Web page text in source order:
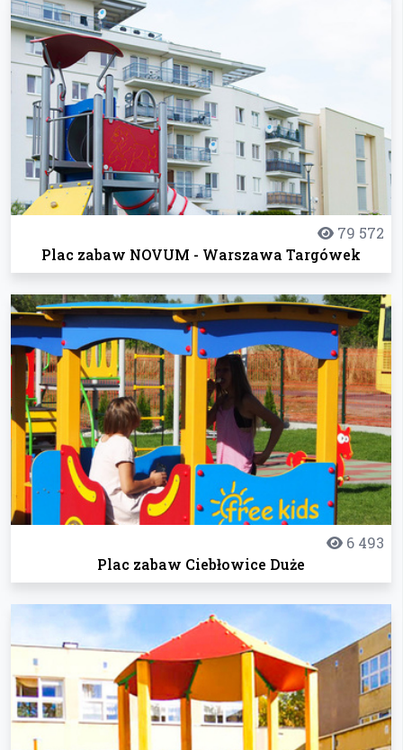
79 572
Plac zabaw NOVUM - Warszawa Targówek
6 493
Plac zabaw Ciebłowice Duże